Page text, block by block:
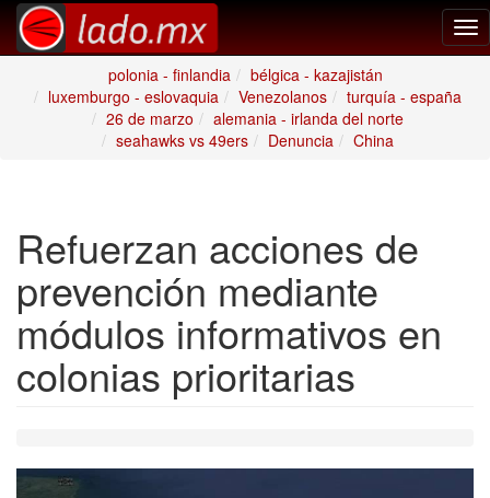
polonia - finlandia
bélgica - kazajistán
luxemburgo - eslovaquia
Venezolanos
turquía - españa
26 de marzo
alemania - irlanda del norte
seahawks vs 49ers
Denuncia China
Refuerzan acciones de
prevención mediante
módulos informativos en
colonias prioritarias